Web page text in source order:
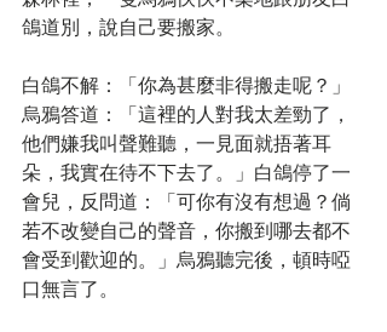
鴿道別，說自己要搬家。
白鴿不解：「你為甚麼非得搬走呢？」
烏鴉答道：「這裡的人對我太差勁了，
他們嫌我叫聲難聽，一見面就捂著耳
朵，我實在待不下去了。」白鴿停了一
會兒，反問道：「可你有沒有想過？倘
若不改變自己的聲音，你搬到哪去都不
會受到歡迎的。」烏鴉聽完後，頓時啞
口無言了。